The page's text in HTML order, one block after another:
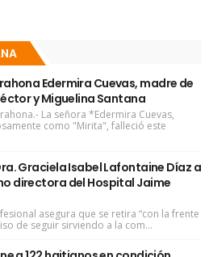
Edermira Cuevas, madre de
y Miguelina Santana
La señora *Edermira Cuevas,
como "Mirita", falleció este
Graciela Isabel Lafontaine Díaz a
directora del Hospital Jaime
asegura que se retira “con la frente
de seguir sirviendo a la com...